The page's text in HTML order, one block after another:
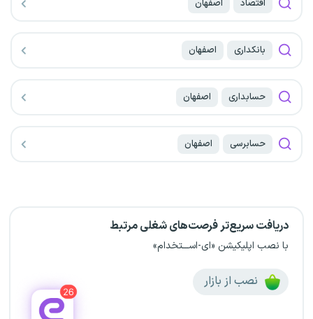
اقتصاد اصفهان
بانکداری اصفهان
حسابداری اصفهان
حسابرسی اصفهان
دریافت سریع‌تر فرصت‌های شغلی مرتبط
با نصب اپلیکیشن «ای-اســـتخدام»
نصب از بازار